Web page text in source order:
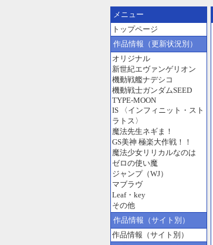
メニュー
トップページ
作品情報（更新状況別）
オリジナル
新世紀エヴァンゲリオン
機動戦艦ナデシコ
機動戦士ガンダムSEED
TYPE-MOON
IS 〈インフィニット・スト
ラトス〉
魔法先生ネギま！
GS美神 極楽大作戦！！
魔法少女リリカルなのは
ゼロの使い魔
ジャンプ（WJ）
マブラヴ
Leaf・key
その他
作品情報（サイト別）
作品情報（サイト別）